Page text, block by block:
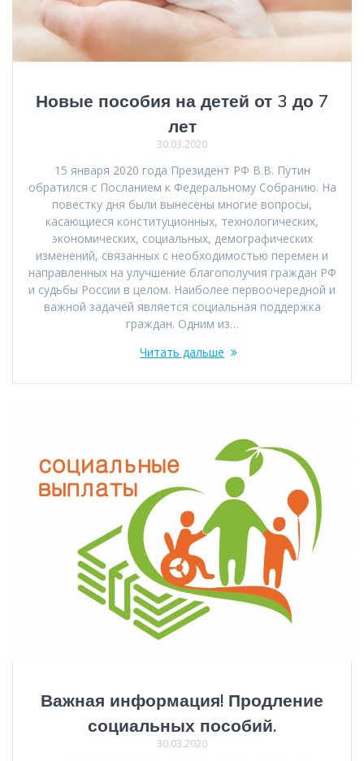
Новые пособия на детей от 3 до 7
лет
30.03.2020
15 января 2020 года Президент РФ В.В. Путин
обратился с Посланием к Федеральному Собранию. На
повестку дня были вынесены многие вопросы,
касающиеся конституционных, технологических,
экономических, социальных, демографических
изменений, связанных с необходимостью перемен и
направленных на улучшение благополучия граждан РФ
и судьбы России в целом. Наиболее первоочередной и
важной задачей является социальная поддержка
граждан. Одним из…
Читать дальше
Важная информация! Продление
социальных пособий.
30.03.2020